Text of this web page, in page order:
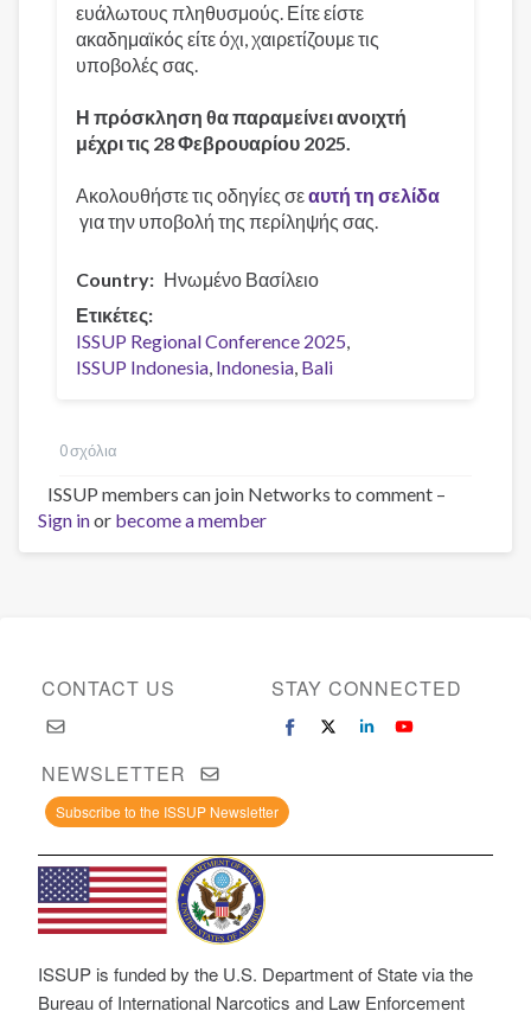
ευάλωτους πληθυσμούς. Είτε είστε
ακαδημαϊκός είτε όχι, χαιρετίζουμε τις
υποβολές σας.
Η πρόσκληση θα παραμείνει ανοιχτή
μέχρι τις 28 Φεβρουαρίου 2025.
Ακολουθήστε τις οδηγίες σεαυτή τη σελίδα
για την υποβολή της περίληψής σας.
Country
Ηνωμένο Βασίλειο
Ετικέτες
ISSUP Regional Conference 2025
ISSUP Indonesia Indonesia Bali
0 σχόλια
ISSUP members can join Networks to comment –
Sign inor become a member
CONTACT US STAY CONNECTED
NEWSLETTER
Subscribe to the ISSUP Newsletter
ISSUP is funded by the U.S. Department of State via the
Bureau of International Narcotics and Law Enforcement